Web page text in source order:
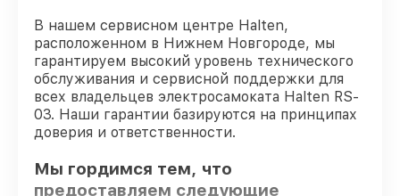
В нашем сервисном центре Halten,
расположенном в Нижнем Новгороде, мы
гарантируем высокий уровень технического
обслуживания и сервисной поддержки для
всех владельцев электросамоката Halten RS-
03. Наши гарантии базируются на принципах
доверия и ответственности.
Мы гордимся тем, что
предоставляем следующие